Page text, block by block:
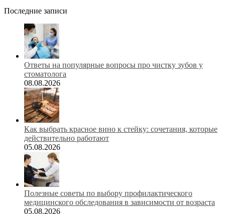
Последние записи
Ответы на популярные вопросы про чистку зубов у
стоматолога
08.08.2026
Как выбрать красное вино к стейку: сочетания, которые
действительно работают
05.08.2026
Полезные советы по выбору профилактического
медицинского обследования в зависимости от возраста
05.08.2026